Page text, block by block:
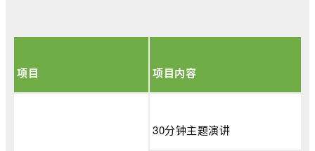
项目 项目内容
30分钟主题演讲